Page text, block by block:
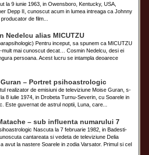
la 9 iunie 1963, in Owensboro, Kentucky, USA,
Depp II, cunoscut acum in lumea intreaga ca Johnny
de film...
Nedelcu alias MICUTZU
Pentru inceput, sa spunem ca MICUTZU
mult mai cunoscut decat… Cosmin Nedelcu, desi ei
persoana. Acest lucru se intampla deoarece
Guran – Portret psihoastrologic
realizator de emisiuni de televiziune Moise Guran, s-
8 iulie 1974, in Drobeta Turnu-Severin, cu Soarele in
Este guvernat de astrul noptii, Luna, care...
– sub influenta numarului 7
Nascuta la 7 februarie 1982, in Badesti-
cantareata si vedeta de televiziune Delia
avut la nastere Soarele in zodia Varsator. Primul si cel